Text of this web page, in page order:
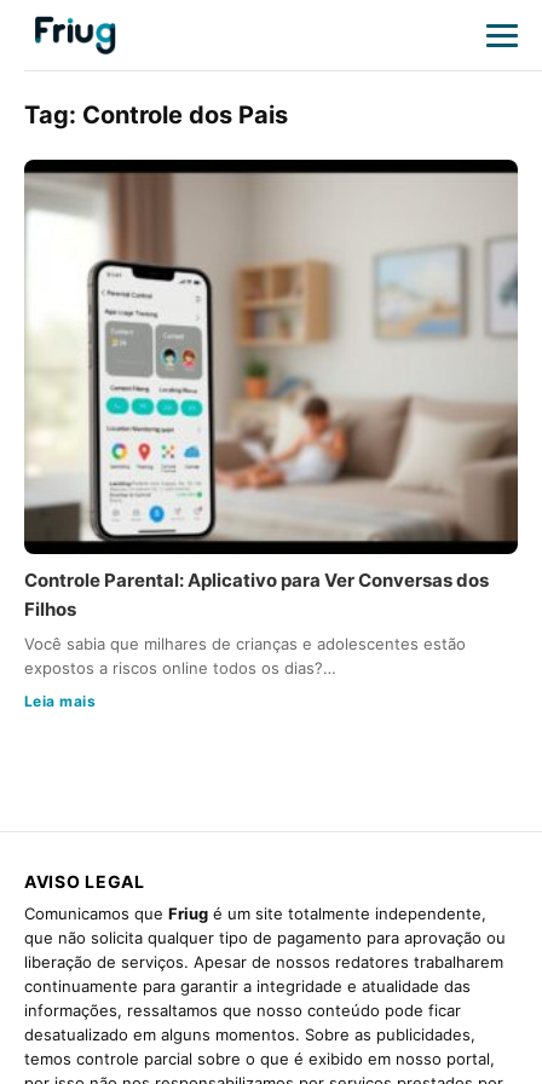
Tag: Controle dos Pais
Controle Parental: Aplicativo para Ver Conversas dos
Filhos
Você sabia que milhares de crianças e adolescentes estão
expostos a riscos online todos os dias?…
Leia mais
AVISO LEGAL
Comunicamos que Friug é um site totalmente independente,
que não solicita qualquer tipo de pagamento para aprovação ou
liberação de serviços. Apesar de nossos redatores trabalharem
continuamente para garantir a integridade e atualidade das
informações, ressaltamos que nosso conteúdo pode ficar
desatualizado em alguns momentos. Sobre as publicidades,
temos controle parcial sobre o que é exibido em nosso portal,